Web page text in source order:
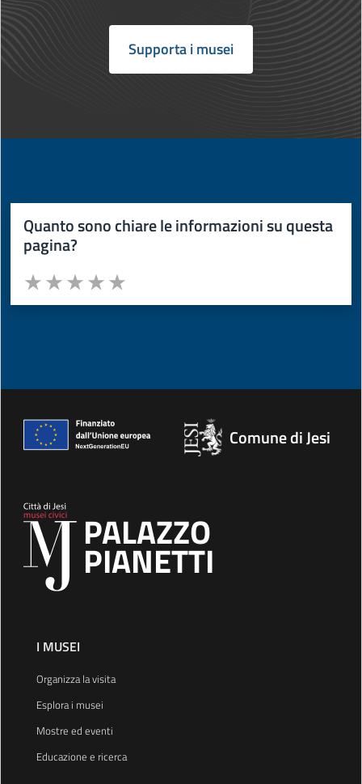
Supporta i musei
Quanto sono chiare le informazioni su questa
pagina?
Valuta da 1 a 5 stelle la pagina
Valuta 4 stelle su 5
Valuta 3 stelle su 5
Valuta 2 stelle su 5
Valuta 1 stelle su 5
Comune di Jesi
PALAZZO
PIANETTI
I MUSEI
Organizza la visita
Esplora i musei
Mostre ed eventi
Educazione e ricerca